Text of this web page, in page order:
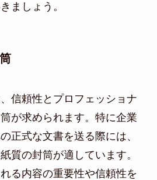
ましょう。
信頼性とプロフェッショナ
が求められます。特に企業
正式な文書を送る際には、
質の封筒が適しています。
る内容の重要性や信頼性を